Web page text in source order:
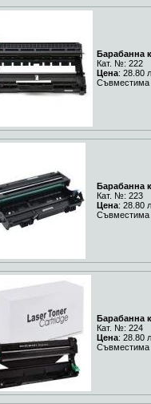
Барабанна
Кат. №: 222
Цена: 28.80
Съвместима
Барабанна
Кат. №: 223
Цена: 28.80
Съвместима
Барабанна
Кат. №: 224
Цена: 28.80
Съвместима